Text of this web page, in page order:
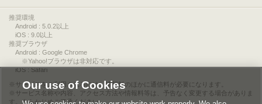
推奨環境
Android : 5.0.2以上
iOS : 9.0以上
推奨ブラウザ
Android : Google Chrome
※Yahoo!ブラウザは非対応です。
iOS : Safari
サービスをご利用されるには、情報料のほかに通信料が必要になります。
サービス名称や内容、アクセス方法や情報料等は、予告なく変更する場合がありま
す。あらかじめご了承ください。
Our use of Cookies